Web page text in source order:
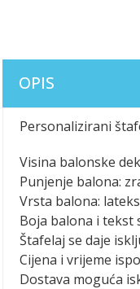
OPIS
Personalizirani
Visina balonske
Punjenje balona:
Vrsta balona:
Boja balona i tekst
Štafelaj se daje
Cijena i vrijeme
Dostava moguća